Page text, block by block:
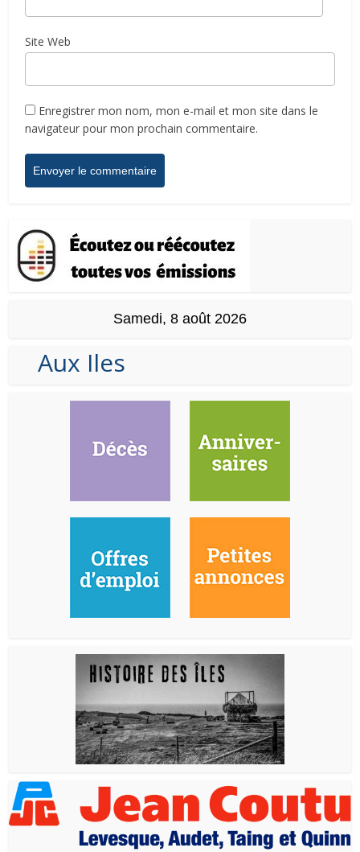
Site Web
Enregistrer mon nom, mon e-mail et mon site dans le
navigateur pour mon prochain commentaire.
Samedi, 8 août 2026
Aux Iles